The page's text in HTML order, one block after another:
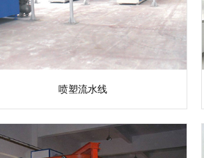
喷塑流水线